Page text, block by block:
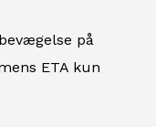
på
ETA kun